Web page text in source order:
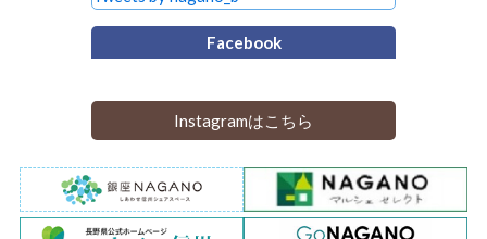
Facebook
Instagramはこちら